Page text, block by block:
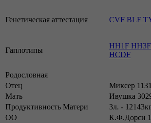
Генетическая аттестация CVF BLF
Гаплотипы
HH1F
HCDF
Родословная
Отец
Миксер
Мать
Ивушка
Продуктивность Матери
3л. -
ОО
К.Ф.Дорси